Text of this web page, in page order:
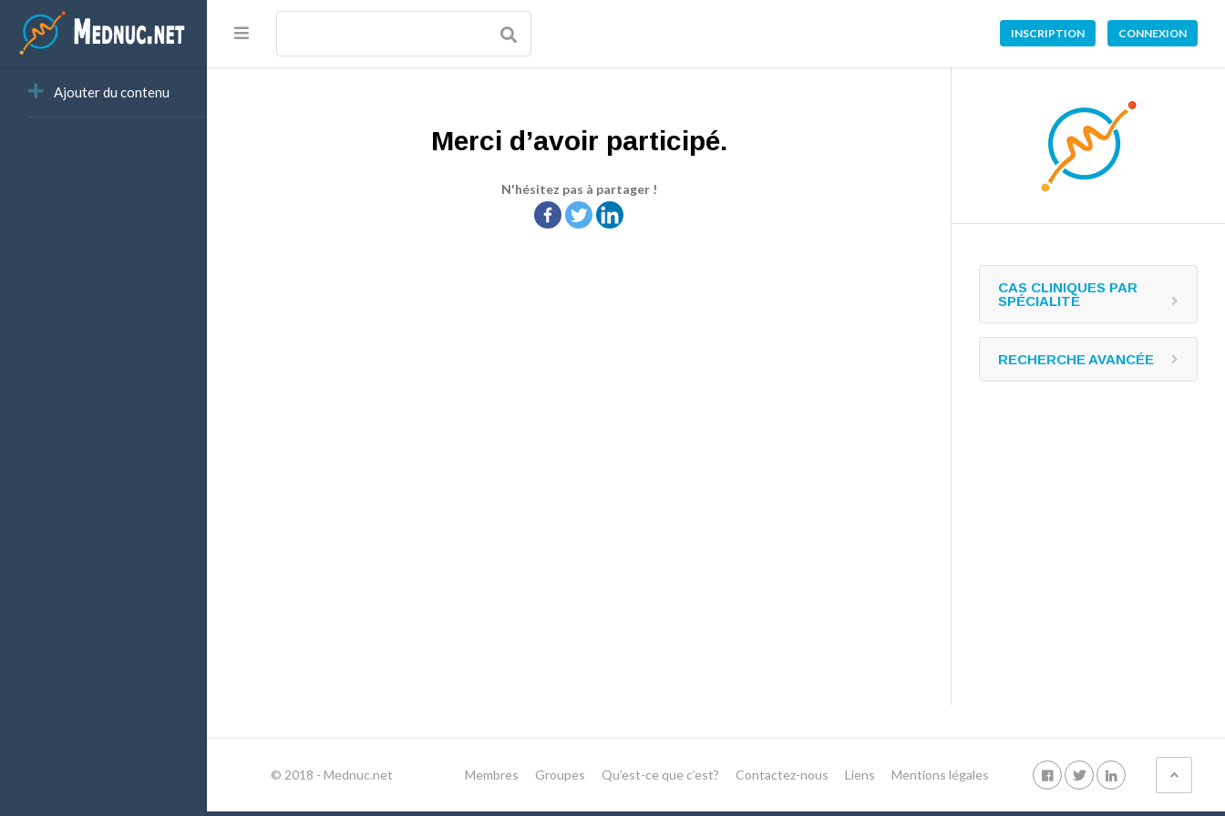
INSCRIPTION CONNEXION
Ajouter du contenu
Merci d’avoir participé.
N'hésitez pas à partager !
CAS CLINIQUES PAR
SPÉCIALITÉ
RECHERCHE AVANCÉE
© 2018 - Mednuc.net Membres Groupes Qu’est-ce que c’est? Contactez-nous Liens Mentions légales